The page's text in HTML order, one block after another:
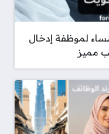
لموظفة إدخال
مميز